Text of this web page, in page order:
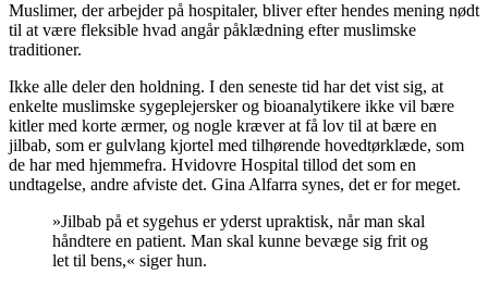
Muslimer, der arbejder på hospitaler, bliver efter hendes mening nødt
til at være fleksible hvad angår påklædning efter muslimske
traditioner.
Ikke alle deler den holdning. I den seneste tid har det vist sig, at
enkelte muslimske sygeplejersker og bioanalytikere ikke vil bære
kitler med korte ærmer, og nogle kræver at få lov til at bære en
jilbab, som er gulvlang kjortel med tilhørende hovedtørklæde, som
de har med hjemmefra. Hvidovre Hospital tillod det som en
undtagelse, andre afviste det. Gina Alfarra synes, det er for meget.
»Jilbab på et sygehus er yderst upraktisk, når man skal
håndtere en patient. Man skal kunne bevæge sig frit og
let til bens,« siger hun.